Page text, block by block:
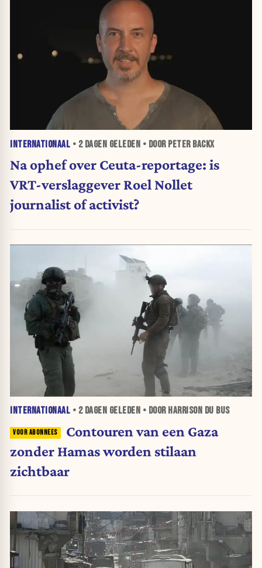
INTERNATIONAAL • 2 DAGEN GELEDEN • DOOR PETER BACKX
Na ophef over Ceuta-reportage: is
VRT-verslaggever Roel Nollet
journalist of activist?
INTERNATIONAAL • 2 DAGEN GELEDEN • DOOR HARRISON DU BUS
Contouren van een Gaza
zonder Hamas worden stilaan
zichtbaar